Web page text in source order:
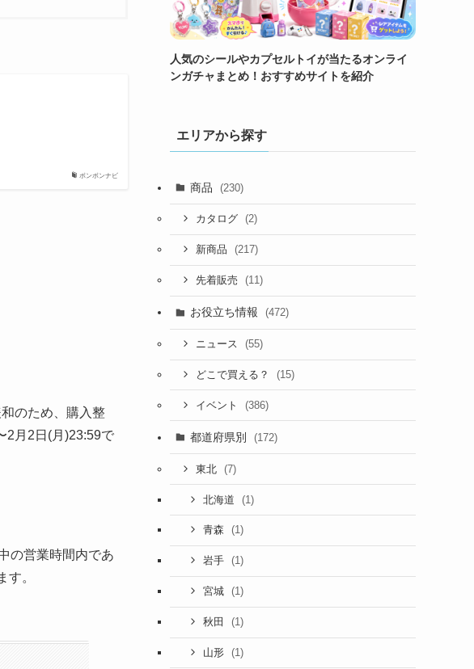
ボンボンナビ
のため、購入整
2月2日(月)23:59で
の営業時間内であ
。
人気のシールやカプセルトイが当たるオンライ
ンガチャまとめ！おすすめサイトを紹介
エリアから探す
商品 (230)
カタログ (2)
新商品 (217)
先着販売 (11)
お役立ち情報 (472)
ニュース (55)
どこで買える？ (15)
イベント (386)
都道府県別 (172)
東北 (7)
北海道 (1)
青森 (1)
岩手 (1)
宮城 (1)
秋田 (1)
山形 (1)